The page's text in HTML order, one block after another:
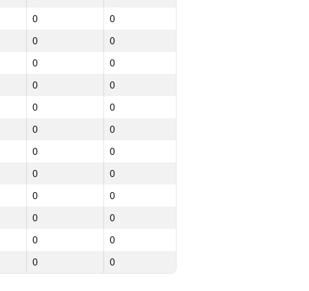
0
0
0
0
0
0
0
0
0
0
0
0
0
0
0
0
0
0
0
0
0
0
0 0
0
0
0
0
0
0
0
0
0
0
0
0
0
0
0
0
0
0
0
0
0
0
0
0